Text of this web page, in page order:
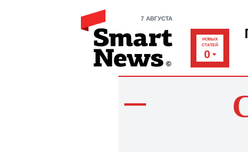
7 АВГУСТА
НОВЫХ
СТАТЕЙ
0